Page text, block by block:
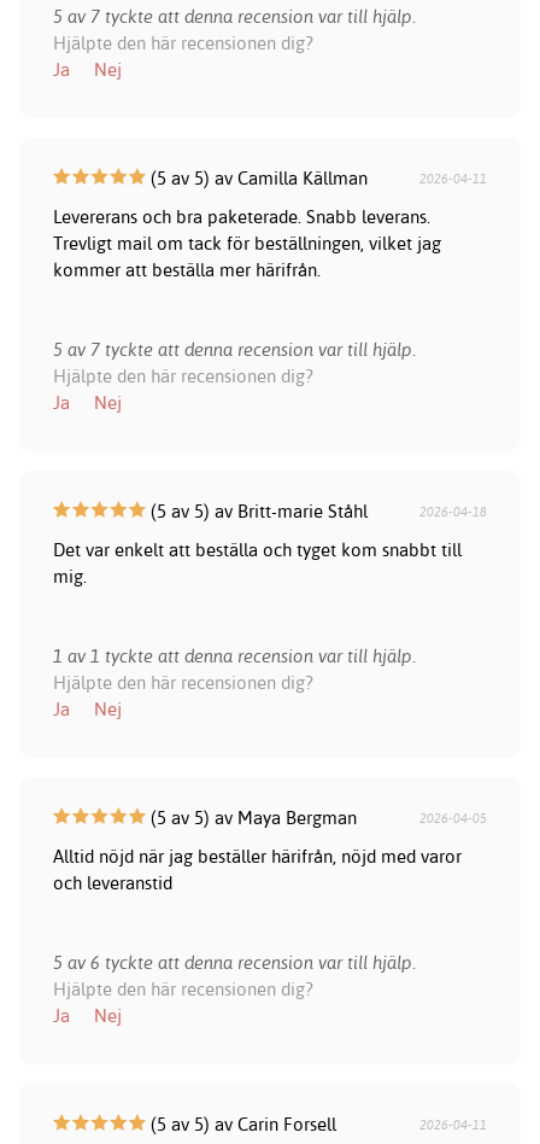
5 av 7 tyckte att denna recension var till hjälp.
Hjälpte den här recensionen dig?
Ja
Nej
(5 av 5) av Camilla Källman 2026-04-11
Levererans och bra paketerade. Snabb leverans.
Trevligt mail om tack för beställningen, vilket jag
kommer att beställa mer härifrån.
5 av 7 tyckte att denna recension var till hjälp.
Hjälpte den här recensionen dig?
Ja
Nej
(5 av 5) av Britt-marie Ståhl 2026-04-18
Det var enkelt att beställa och tyget kom snabbt till
mig.
1 av 1 tyckte att denna recension var till hjälp.
Hjälpte den här recensionen dig?
Ja
Nej
(5 av 5) av Maya Bergman 2026-04-05
Alltid nöjd när jag beställer härifrån, nöjd med varor
och leveranstid
5 av 6 tyckte att denna recension var till hjälp.
Hjälpte den här recensionen dig?
Ja
Nej
(5 av 5) av Carin Forsell 2026-04-11